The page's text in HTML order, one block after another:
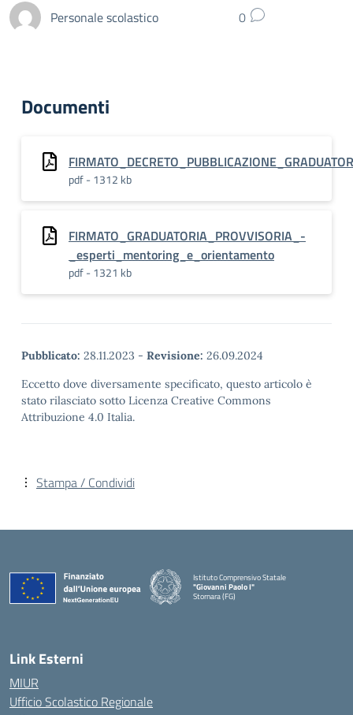
Personale scolastico 0
Documenti
pdf - 1312 kb
FIRMATO_GRADUATORIA_PROVVISORIA_-
_esperti_mentoring_e_orientamento
pdf - 1321 kb
Pubblicato: 28.11.2023 - Revisione: 26.09.2024
Eccetto dove diversamente specificato, questo articolo è
stato rilasciato sotto Licenza Creative Commons
Attribuzione 4.0 Italia.
Stampa / Condividi
Istituto Comprensivo Statale
"Giovanni Paolo I"
Stornara (FG)
Link Esterni
MIUR
Ufficio Scolastico Regionale